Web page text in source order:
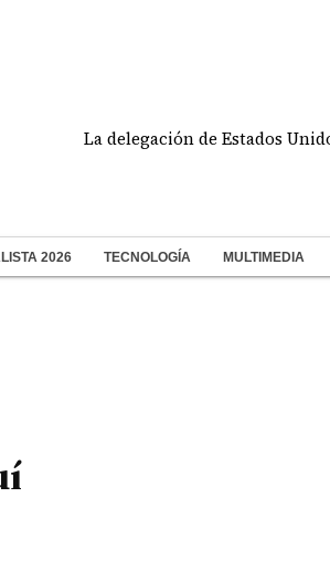
La delegación de Estados Unidos
2026 TECNOLOGÍA MULTIMEDIA